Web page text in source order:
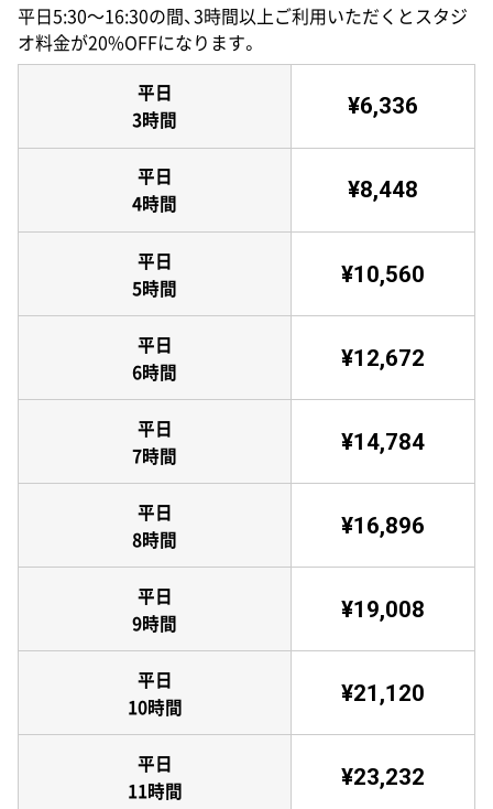
平日5:30〜16:30の間、3時間以上ご利用いただくとスタジ
オ料金が20%OFFになります。
平日
3時間
¥6,336
平日
4時間
¥8,448
平日
5時間
¥10,560
平日
6時間
¥12,672
平日
7時間
¥14,784
平日
8時間
¥16,896
平日
9時間
¥19,008
平日
10時間
¥21,120
平日
11時間
¥23,232